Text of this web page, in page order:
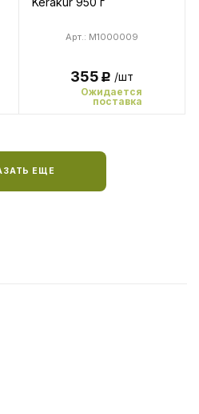
Арт.: M1000009
355Р /шт
Ожидается
поставка
ЕЩЕ